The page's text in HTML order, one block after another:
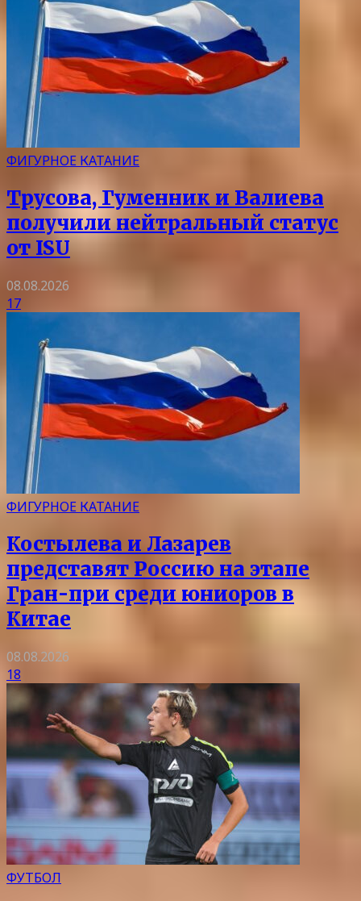
ФИГУРНОЕ КАТАНИЕ
Трусова, Гуменник и Валиева
получили нейтральный статус
от ISU
08.08.2026
17
ФИГУРНОЕ КАТАНИЕ
Костылева и Лазарев
представят Россию на этапе
Гран-при среди юниоров в
Китае
08.08.2026
18
ФУТБОЛ